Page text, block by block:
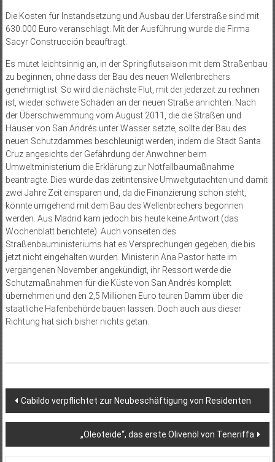
Die Kosten für Instandsetzung und Ausbau der Uferstraße sind mit
630.000 Euro veranschlagt. Mit der Ausführung wurde die Firma
Sacyr Construcción beauftragt.
Es mutet leichtsinnig an, in der Springflutsaison mit dem Straßenbau
zu beginnen, ohne dass der Bau des neuen Wellenbrechers
genehmigt ist. So wird die nächste Flut, mit der jederzeit zu rechnen
ist, wieder schwere Schäden an der neuen Straße anrichten. Nach
der Überschwemmung vom August 2011, die die Straßen und
Häuser von San Andrés unter Wasser setzte, sollte der Bau des
neuen Schutzdammes beschleunigt werden, indem die Stadt Santa
Cruz angesichts der Gefährdung der Anwohner beim
Umweltministerium die Erklärung zur Notfallbaumaßnahme
beantragte. Dies würde das zeitintensive Umweltgutachten und damit
zwei Jahre Zeit einsparen und, da die Finanzierung schon steht,
könnte umgehend mit dem Bau des Wellenbrechers begonnen
werden. Aus Madrid kam jedoch bis heute keine Antwort (das
Wochenblatt berichtete). Auch vonseiten des
Straßenbauministeriums hat es Versprechungen gegeben, die bis
jetzt nicht eingehalten wurden. Ministerin Ana Pastor hatte im
vergangenen November angekündigt, ihr Ressort werde die
Schutzmaßnahmen für die Küste von San Andrés komplett
übernehmen und den 2,5 Millionen Euro teuren Damm über die
staatliche Hafenbehörde bauen lassen. Doch auch aus dieser
Richtung hat sich bisher nichts getan.
Beitragsnavigation
Cabildo verpflichtet zur Neubeschäftigung von Residenten
„Oleoteide“, das erste Olivenöl von Teneriffa